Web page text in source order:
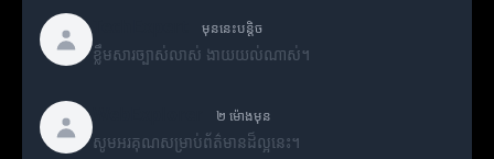
មុននេះបន្តិច
ខ្លឹមសារច្បាស់លាស់ ងាយយល់ណាស់។
២ ម៉ោងមុន
សូមអរគុណសម្រាប់ព័ត៌មានដ៏ល្អនេះ។